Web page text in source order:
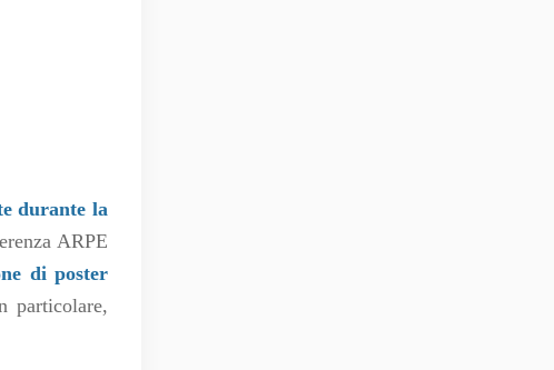
durante la
ARPE
di poster
particolare,